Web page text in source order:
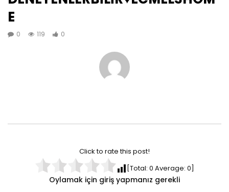
E
0 119 0
Click to rate this post!
[Total: 0 Average: 0]
Oylamak için giriş yapmanız gerekli